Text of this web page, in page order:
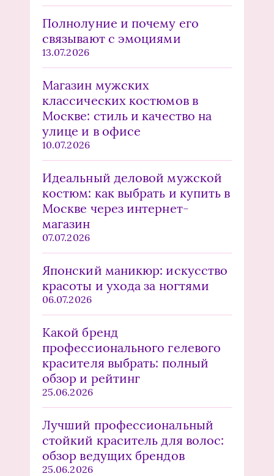
Полнолуние и почему его
связывают с эмоциями
13.07.2026
Магазин мужских
классических костюмов в
Москве: стиль и качество на
улице и в офисе
10.07.2026
Идеальный деловой мужской
костюм: как выбрать и купить в
Москве через интернет-
магазин
07.07.2026
Японский маникюр: искусство
красоты и ухода за ногтями
06.07.2026
Какой бренд
профессионального гелевого
красителя выбрать: полный
обзор и рейтинг
25.06.2026
Лучший профессиональный
стойкий краситель для волос:
обзор ведущих брендов
25.06.2026